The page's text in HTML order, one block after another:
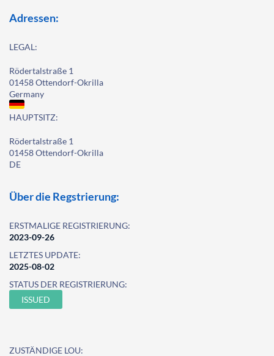
Adressen:
LEGAL:
Rödertalstraße 1
01458 Ottendorf-Okrilla
Germany
HAUPTSITZ:
Rödertalstraße 1
01458 Ottendorf-Okrilla
DE
Über die Regstrierung:
ERSTMALIGE REGISTRIERUNG:
2023-09-26
LETZTES UPDATE:
2025-08-02
STATUS DER REGISTRIERUNG:
ISSUED
ZUSTÄNDIGE LOU: